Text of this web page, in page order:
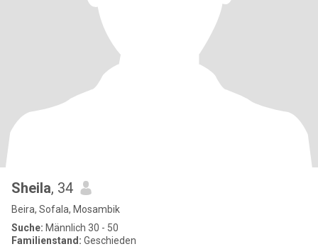
Sheila, 34
Beira, Sofala, Mosambik
Suche: Männlich 30 - 50
Familienstand: Geschieden